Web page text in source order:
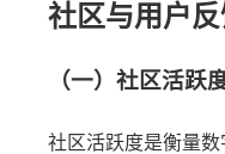
社区与用户
（一）社区活跃
社区活跃度是衡量